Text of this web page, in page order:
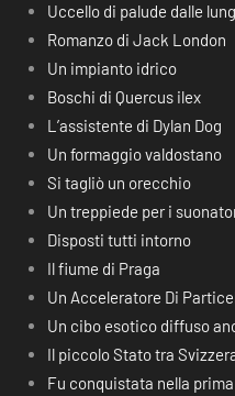
Uccello di palude dalle
Romanzo di Jack London
Un impianto idrico
Boschi di Quercus ilex
L’assistente di Dylan Dog
Un formaggio valdostano
Si tagliò un orecchio
Un treppiede per i
Disposti tutti intorno
Il fiume di Praga
Un Acceleratore Di
Un cibo esotico diffuso
Il piccolo Stato tra
Fu conquistata nella